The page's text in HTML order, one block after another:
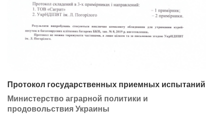
Протокол государственных приемных испытаний
Министерство аграрной политики и
продовольствия Украины